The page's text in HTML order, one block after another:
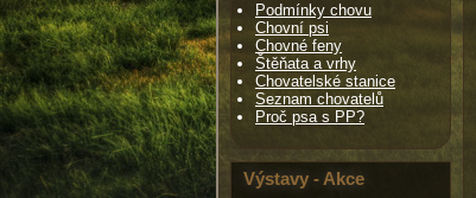
Podmínky chovu
Chovní psi
Chovné feny
Štěňata a vrhy
Chovatelské stanice
Seznam chovatelů
Proč psa s PP?
Výstavy - Akce